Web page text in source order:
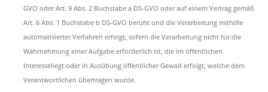
GVO oder Art. 9 Abs. 2 Buchstabe a DS-GVO oder auf einem Vertrag gemäß
Art. 6 Abs. 1 Buchstabe b DS-GVO beruht und die Verarbeitung mithilfe
automatisierter Verfahren erfolgt, sofern die Verarbeitung nicht für die
Wahrnehmung einer Aufgabe erforderlich ist, die im öffentlichen
Interesseliegt oder in Ausübung öffentlicher Gewalt erfolgt, welche dem
Verantwortlichen übertragen wurde.